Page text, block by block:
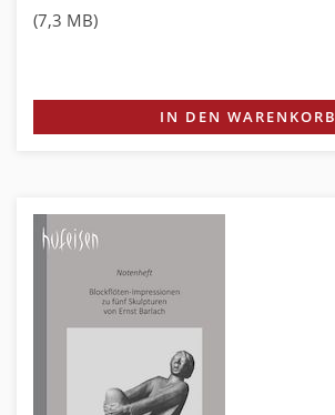
(7,3 MB)
IN DEN WARENKORB